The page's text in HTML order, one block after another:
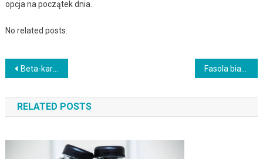
opcja na początek dnia.
No related posts.
Nawigacja
wpisu
Beta-karoten: właściwości, źródła i wpływ na zdrowie
RELATED POSTS